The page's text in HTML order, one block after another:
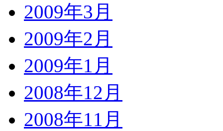
2009年3月
2009年2月
2009年1月
2008年12月
2008年11月